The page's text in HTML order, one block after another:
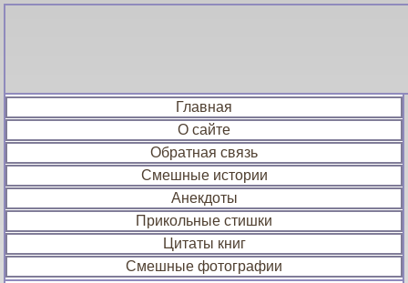
Главная
О сайте
Обратная связь
Смешные истории
Анекдоты
Прикольные стишки
Цитаты книг
Смешные фотографии